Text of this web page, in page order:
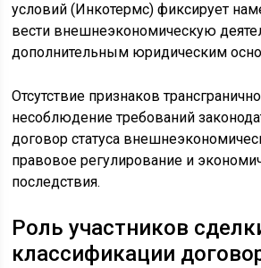
условий (Инкотермс) фиксирует
вести внешнеэкономическую
дополнительным юридическим
Отсутствие признаков
несоблюдение требований
договор статуса
правовое регулирование и
последствия.
Роль участников
классификации